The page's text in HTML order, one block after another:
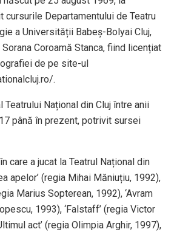
cursurile Departamentului de Teatru
a Universității Babeș-Bolyai Cluj,
Coroamă Stanca, fiind licențiat
de pe site-ul
.
Teatrului Național din Cluj între anii
până în prezent, potrivit sursei
care a jucat la Teatrul Național din
apelor’ (regia Mihai Măniuțiu, 1992),
Marius Sopterean, 1992), ‘Avram
1993), ‘Falstaff’ (regia Victor
act’ (regia Olimpia Arghir, 1997),